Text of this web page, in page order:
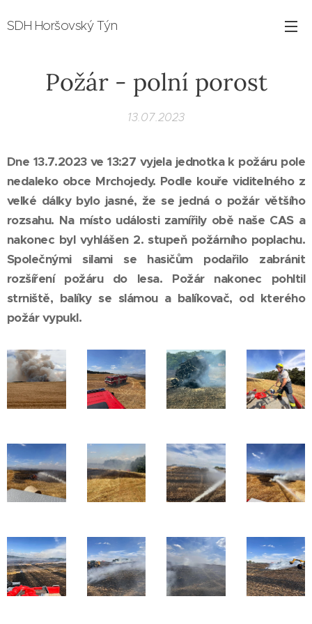
SDH Horšovský Týn
Požár - polní porost
13.07.2023
Dne 13.7.2023 ve 13:27 vyjela jednotka k požáru pole
nedaleko obce Mrchojedy. Podle kouře viditelného z
velké dálky bylo jasné, že se jedná o požár většího
rozsahu. Na místo události zamířily obě naše CAS a
nakonec byl vyhlášen 2. stupeň požárního poplachu.
Společnými silami se hasičům podařilo zabránit
rozšíření požáru do lesa. Požár nakonec pohltil
strniště, balíky se slámou a balíkovač, od kterého
požár vypukl.